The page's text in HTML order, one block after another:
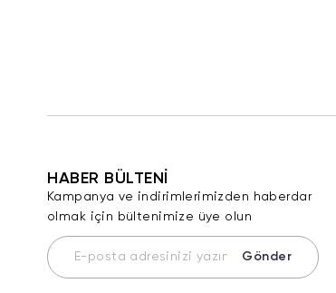
HABER BÜLTENİ
Kampanya ve indirimlerimizden haberdar
olmak için bültenimize üye olun
Gönder